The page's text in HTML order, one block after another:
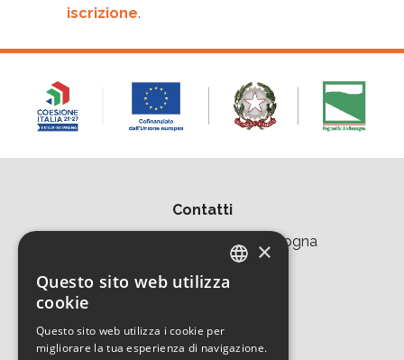
iscrizione.
Contatti
Area della Ricerca CNR di Bologna
Via Piero Gobetti 101
Tel. +39 051 639 8457
×
Questo sito web utilizza
cookie
Questo sito web utilizza i cookie per
migliorare la tua esperienza di navigazione.